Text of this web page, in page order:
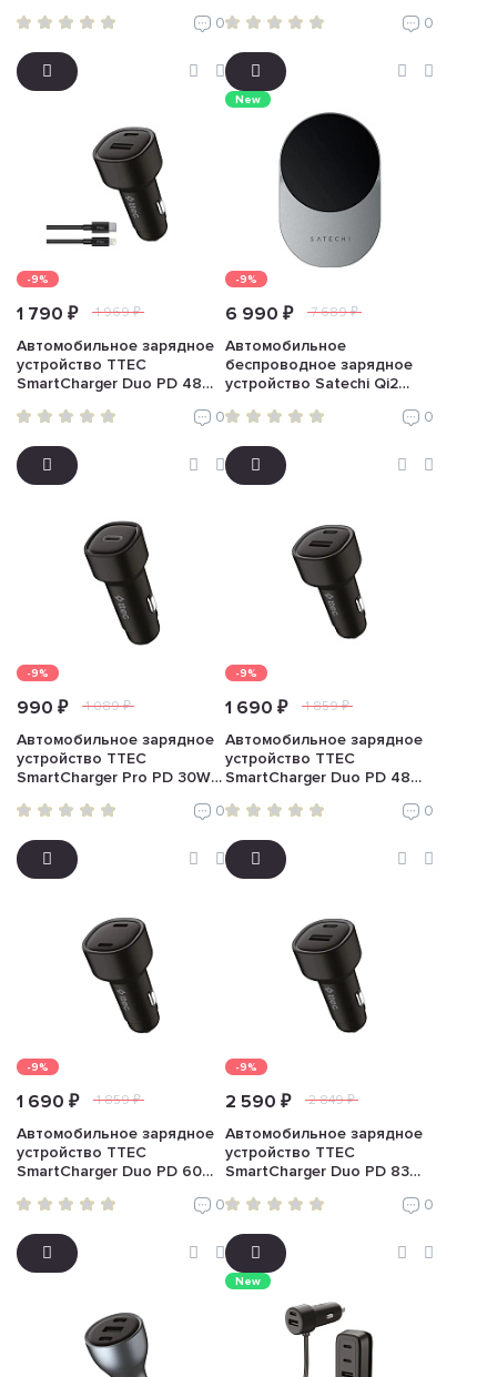
0 0
-9%
1 790 ₽ 1 969 ₽
Автомобильное зарядное
устройство TTEC
SmartCharger Duo PD 48W
Lightning, черный)
0
New
-9%
6 990 ₽ 7 689 ₽
Автомобильное
беспроводное зарядное
устройство Satechi Qi2
(серый)
0
-9%
990 ₽ 1 089 ₽
Автомобильное зарядное
устройство TTEC
SmartCharger Pro PD 30W
0
-9%
1 690 ₽ 1 859 ₽
Автомобильное зарядное
устройство TTEC
SmartCharger Duo PD 48W
черный)
0
-9%
1 690 ₽ 1 859 ₽
Автомобильное зарядное
устройство TTEC
SmartCharger Duo PD 60W
0
-9%
2 590 ₽ 2 849 ₽
Автомобильное зарядное
устройство TTEC
SmartCharger Duo PD 83W
0
New